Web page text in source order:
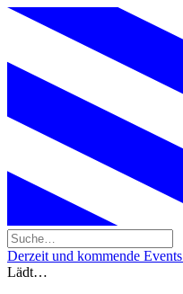
Derzeit und kommende Events
Lädt…